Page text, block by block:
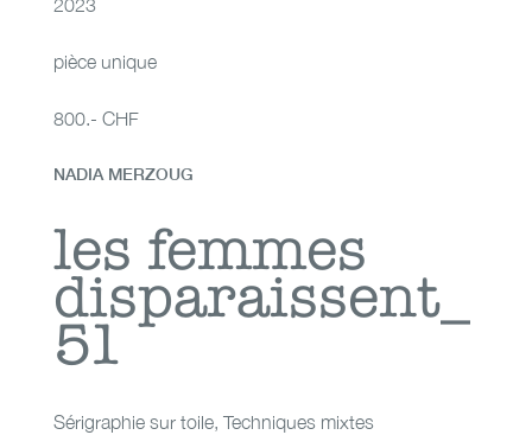
2023
pièce unique
800.- CHF
les femmes
disparaissent_51
NADIA MERZOUG
les femmes
disparaissent_
51
Sérigraphie sur toile, Techniques mixtes